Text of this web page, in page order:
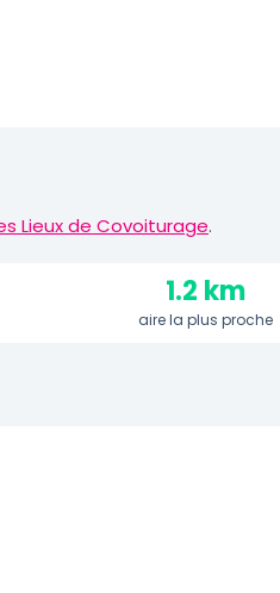
Lieux de Covoiturage.
1.2 km
aire la plus proche